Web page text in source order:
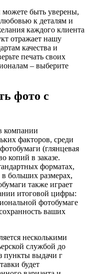
можете быть уверены,
к деталям и
каждого клиента
отражает нашу
качества и
печать своих
– выберите
фото с
компании
факторов, среди
(глянцевая
копий в заказе.
форматах,
больших размерах,
также играет
итоговой цифры:
фотобумаге
ваших
несколькими
службой до
пункты выдачи г
будет